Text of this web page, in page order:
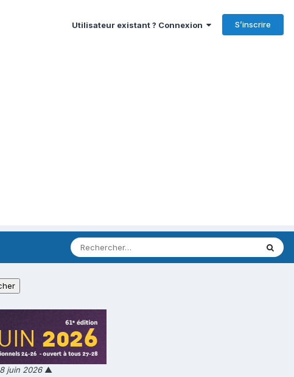
Utilisateur existant ? Connexion S’inscrire
juin 2026▲